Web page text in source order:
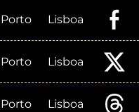
Porto Lisboa
Porto Lisboa
Porto Lisboa